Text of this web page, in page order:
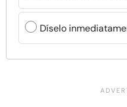
Díselo